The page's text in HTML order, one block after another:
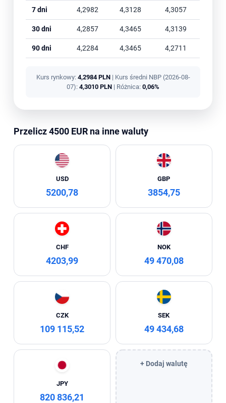
7 dni 4,2982 4,3128 4,3057
30 dni 4,2857 4,3465 4,3139
90 dni 4,2284 4,3465 4,2711
Kurs rynkowy: 4,2984 PLN| Kurs średni NBP (2026-08-
07): 4,3010 PLN | Różnica: 0,06%
Przelicz 4500 EUR na inne waluty
USD
5200,78
GBP
3854,75
CHF
4203,99
NOK
49 470,08
CZK
109 115,52
SEK
49 434,68
JPY
820 836,21
+ Dodaj walutę